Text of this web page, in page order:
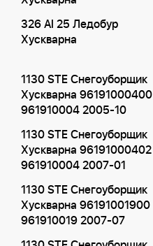
326 AI 25 Ледобур
Хускварна
1130 STE Снегоуборщик
Хускварна 96191000400
961910004 2005-10
1130 STE Снегоуборщик
Хускварна 96191000402
961910004 2007-01
1130 STE Снегоуборщик
Хускварна 96191001900
961910019 2007-07